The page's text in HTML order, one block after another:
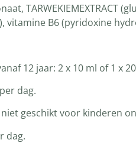
B6 (pyridoxine
12 jaar: 2 x 10 ml of 1 x
dag.
geschikt voor kinderen
dag.